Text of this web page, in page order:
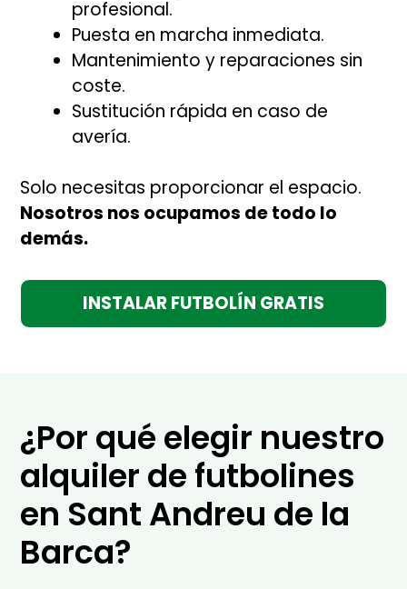
profesional.
Puesta en marcha inmediata.
Mantenimiento y reparaciones sin
coste.
Sustitución rápida en caso de
avería.
Solo necesitas proporcionar el espacio.
Nosotros nos ocupamos de todo lo
demás.
INSTALAR FUTBOLÍN GRATIS
¿Por qué elegir nuestro
alquiler de futbolines
en Sant Andreu de la
Barca?